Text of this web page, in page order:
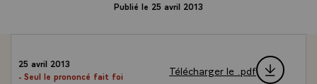
Publié le 25 avril 2013
25 avril 2013
- Seul le prononcé fait foi
Télécharger le .pdf